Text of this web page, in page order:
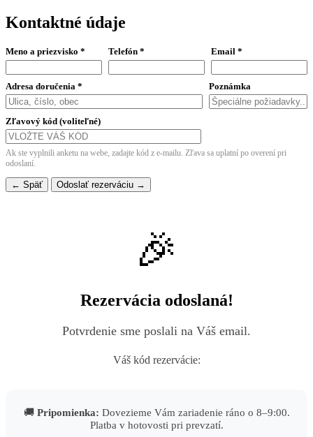
Kontaktné údaje
Meno a priezvisko * Telefón * Email *
Adresa doručenia * Poznámka
Zľavový kód (voliteľné)
Ak ste vyplnili anketu na webe, zadajte kód z e-mailu. Zľava sa uplatní po overení pri
odoslaní.
← Späť Odoslať rezerváciu →
🎉
Rezervácia odoslaná!
Potvrdenie sme poslali na Váš email.
Váš kód rezervácie:
🚚 Pripomienka: Dovezieme Vám zariadenie ráno o 8–9:00.
Platba v hotovosti pri prevzatí.